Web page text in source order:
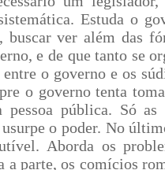
Estuda o
ver além das
e de que tanto se
o governo e os
o governo tenta
pública. Só as
o poder. No
Aborda os
a parte, os comícios